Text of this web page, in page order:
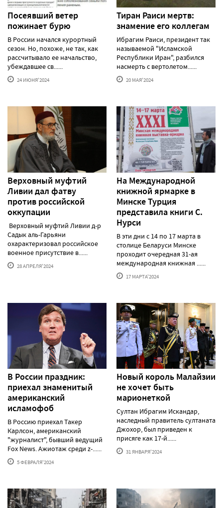
Посеявший ветер
пожинает бурю
В России начался курортный
сезон. Но, похоже, не так, как
рассчитывало ее начальство,
убеждавшее св......
24 ИЮНЯ'2024
Тиран Раиси мертв:
знамение его коллегам
Ибрагим Раиси, президент так
называемой "Исламской
Республики Иран", разбился
насмерть с вертолетом......
20 МАЯ'2024
Верховный муфтий
Ливии дал фатву
против российской
оккупации
Верховный муфтий Ливии д-р
Садык аль-Гарьяни
охарактеризовал российское
военное присутствие в......
28 АПРЕЛЯ'2024
На Международной
книжной ярмарке в
Минске Турция
представила книги С.
Нурси
В эти дни с 14 по 17 марта в
столице Беларуси Минске
проходит очередная 31-ая
международная книжная ......
17 МАРТА'2024
В России праздник:
приехал знаменитый
американский
исламофоб
В Россию приехал Такер
Карлсон, американский
"журналист", бывший ведущий
Fox News. Ажиотаж среди z-......
5 ФЕВРАЛЯ'2024
Новый король Малайзии
не хочет быть
марионеткой
Султан Ибрагим Искандар,
наследный правитель султаната
Джохор, был приведен к
присяге как 17-й......
31 ЯНВАРЯ'2024